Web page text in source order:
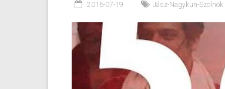
2016-07-19 Jász-Nagykun-Szolnok